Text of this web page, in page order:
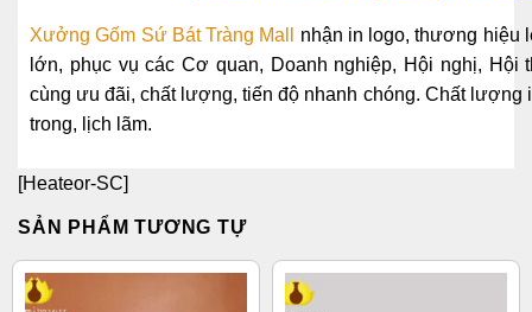
Xưởng Gốm Sứ Bát Tràng Mall
nhận in logo, thương hiệu
lớn, phục vụ các Cơ quan, Doanh nghiệp, Hội nghị,
cùng ưu đãi, chất lượng, tiến độ nhanh chóng. Chất lượng
trong, lịch lãm.
[Heateor-SC]
SẢN PHẨM TƯƠNG TỰ